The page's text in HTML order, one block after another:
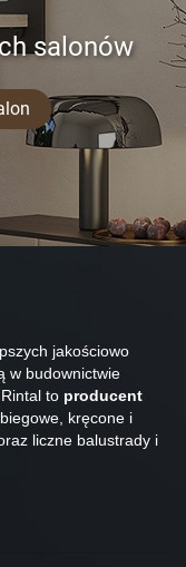
salonów
jakościowo
w budownictwie
to producent
kręcone i
liczne balustrady i